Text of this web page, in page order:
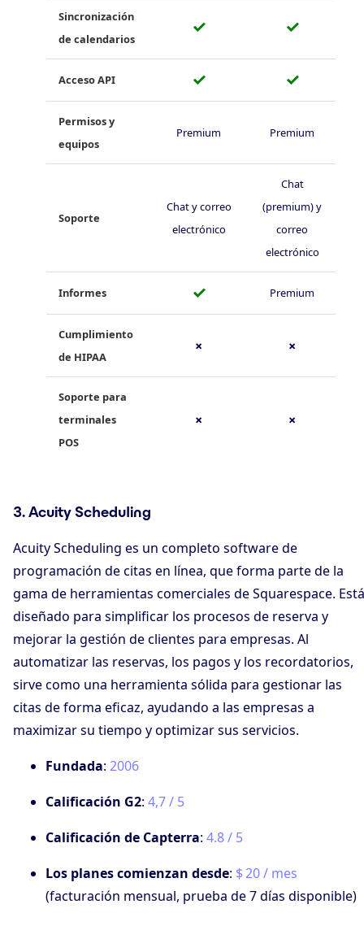
Sincronización
de calendarios
✓ ✓
Acceso API ✓ ✓
Permisos y
equipos
Premium Premium
Soporte
Chat y correo
electrónico
Chat
(premium) y
correo
electrónico
Informes ✓ Premium
Cumplimiento
de HIPAA
✗ ✗
Soporte para
terminales
POS
✗ ✗
3. Acuity Scheduling
Acuity Scheduling es un completo software de
programación de citas en línea, que forma parte de la
gama de herramientas comerciales de Squarespace. Está
diseñado para simplificar los procesos de reserva y
mejorar la gestión de clientes para empresas. Al
automatizar las reservas, los pagos y los recordatorios,
sirve como una herramienta sólida para gestionar las
citas de forma eficaz, ayudando a las empresas a
maximizar su tiempo y optimizar sus servicios.
Fundada: 2006
Calificación G2: 4,7 / 5
Calificación de Capterra: 4.8 / 5
Los planes comienzan desde: $ 20 / mes
(facturación mensual, prueba de 7 días disponible)